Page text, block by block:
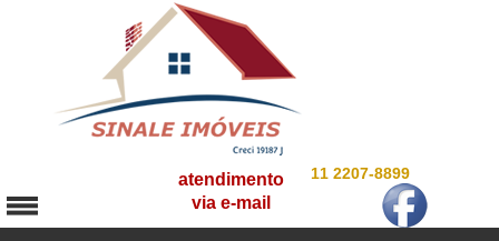
11 2207-8899
atendimento
via e-mail